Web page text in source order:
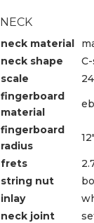
NECK
neck material
neck shape
scale
fingerboard
material
fingerboard
radius
12″
frets
string nut
inlay
neck joint